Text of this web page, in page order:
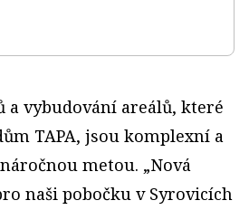
a vybudování areálů, které
TAPA, jsou komplexní a
metou. „Nová
naši pobočku v Syrovicích